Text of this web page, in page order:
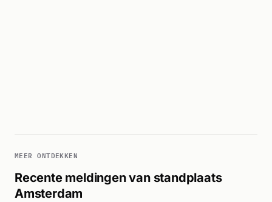
MEER ONTDEKKEN
Recente meldingen van standplaats
Amsterdam